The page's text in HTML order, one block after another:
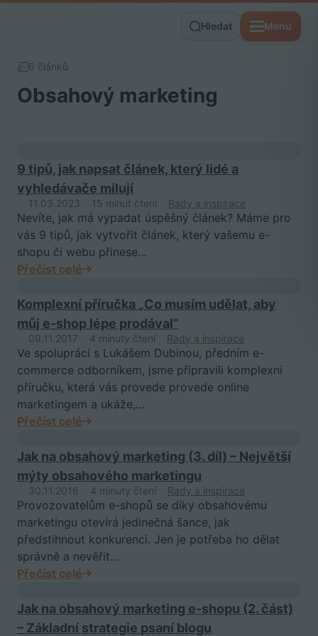
Hledat Menu
6 článků
Obsahový marketing
9 tipů, jak napsat článek, který lidé a
vyhledávače milují
11.03.2023 15 minut čtení Rady a inspirace
Nevíte, jak má vypadat úspěšný článek? Máme pro
vás 9 tipů, jak vytvořit článek, který vašemu e-
shopu či webu přinese…
Přečíst celé
Komplexní příručka „Co musím udělat, aby
můj e-shop lépe prodával“
09.11.2017 4 minuty čtení Rady a inspirace
Ve spolupráci s Lukášem Dubinou, předním e-
commerce odborníkem, jsme připravili komplexní
příručku, která vás provede provede online
marketingem a ukáže,…
Přečíst celé
Jak na obsahový marketing (3. díl) – Největší
mýty obsahového marketingu
30.11.2016 4 minuty čtení Rady a inspirace
Provozovatelům e-shopů se díky obsahovému
marketingu otevírá jedinečná šance, jak
předstihnout konkurenci. Jen je potřeba ho dělat
správně a nevěřit…
Přečíst celé
Jak na obsahový marketing e-shopu (2. část)
– Základní strategie psaní blogu